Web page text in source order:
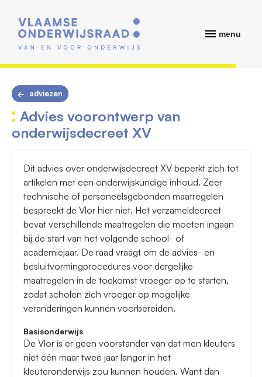
menu
adviezen
Advies voorontwerp van
onderwijsdecreet XV
Dit advies over onderwijsdecreet XV beperkt zich tot
artikelen met een onderwijskundige inhoud. Zeer
technische of personeelsgebonden maatregelen
bespreekt de Vlor hier niet. Het verzameldecreet
bevat verschillende maatregelen die moeten ingaan
bij de start van het volgende school- of
academiejaar. De raad vraagt om de advies- en
besluitvormingprocedures voor dergelijke
maatregelen in de toekomst vroeger op te starten,
zodat scholen zich vroeger op mogelijke
veranderingen kunnen voorbereiden.
Basisonderwijs
De Vlor is er geen voorstander van dat men kleuters
niet één maar twee jaar langer in het
kleuteronderwijs zou kunnen houden. Want dan